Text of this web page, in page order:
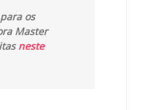
os
Master
neste